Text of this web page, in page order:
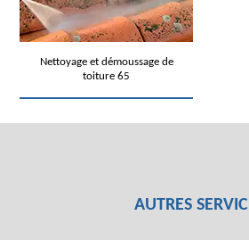
Nettoyage et démoussage de
toiture 65
AUTRES